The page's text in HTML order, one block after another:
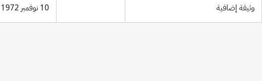
وثيقة إضافية 10 نوفمبر 1972